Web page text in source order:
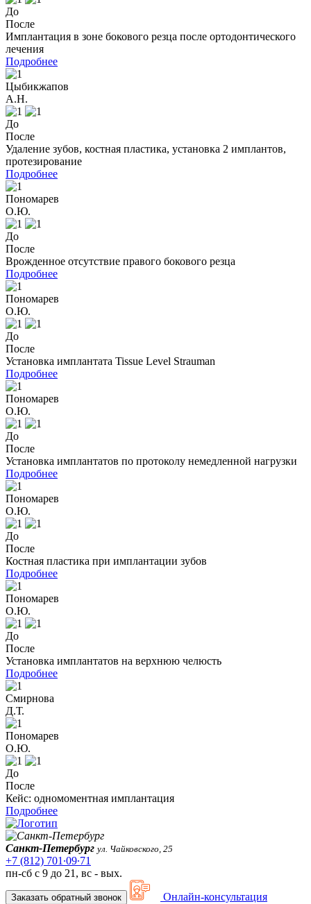
До
После
Имплантация в зоне бокового резца после ортодонтического
лечения
Подробнее
Цыбикжапов
А.Н.
До
После
Удаление зубов, костная пластика, установка 2 имплантов,
протезирование
Подробнее
Пономарев
О.Ю.
До
После
Врожденное отсутствие правого бокового резца
Подробнее
Пономарев
О.Ю.
До
После
Установка имплантата Tissue Level Strauman
Подробнее
Пономарев
О.Ю.
До
После
Установка имплантатов по протоколу немедленной нагрузки
Подробнее
Пономарев
О.Ю.
До
После
Костная пластика при имплантации зубов
Подробнее
Пономарев
О.Ю.
До
После
Установка имплантатов на верхнюю челюсть
Подробнее
Смирнова
Д.Т.
Пономарев
О.Ю.
До
После
Кейс: одномоментная имплантация
Подробнее
Санкт-Петербург ул. Чайковского, 25
+7 (812) 701∙09∙71
пн-сб с 9 до 21, вс - вых.
Заказать обратный звонок
Онлайн-консультация